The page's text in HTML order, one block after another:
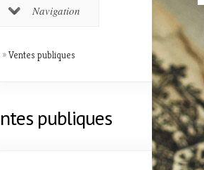
Navigation
»Ventes publiques
publiques